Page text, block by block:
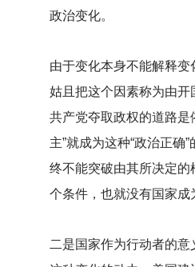
政治变化。
由于变化本身不能解释
姑且把这个因素称为由
共产党夺取政权的道路是
主”就成为这种“政治正确
终不能突破由其所决定
个条件，也就没有国家成
二是国家作为行动者的